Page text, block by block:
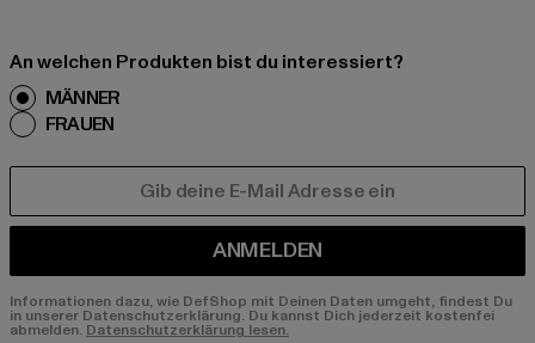
An welchen Produkten bist du interessiert?
MÄNNER
FRAUEN
ANMELDEN
Informationen dazu, wie DefShop mit Deinen Daten umgeht, findest Du
in unserer Datenschutzerklärung. Du kannst Dich jederzeit kostenfei
abmelden. Datenschutzerklärung lesen.